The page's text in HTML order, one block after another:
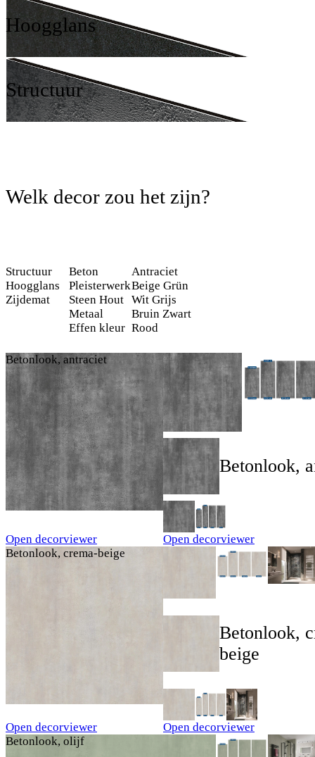
Hoogglans
Structuur
Welk decor zou het zijn?
Betonlook, antraciet
Open decorviewer
Betonlook,
Open decorviewer
Betonlook, crema-beige
Open decorviewer
Betonlook,
beige
Open decorviewer
Betonlook, olijf
Structuur
Hoogglans
Zijdemat
Beton
Pleisterwerk
Steen Hout
Metaal
Effen kleur
Antraciet
Beige Grün
Wit Grijs
Bruin Zwart
Rood